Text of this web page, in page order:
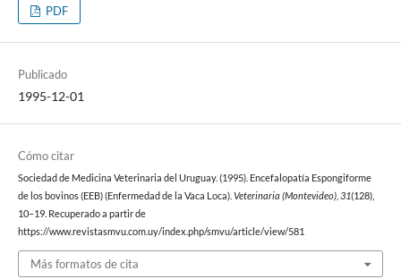
PDF
Publicado
1995-12-01
Cómo citar
Sociedad de Medicina Veterinaria del Uruguay. (1995). Encefalopatía Espongiforme
de los bovinos (EEB) (Enfermedad de la Vaca Loca). Veterinaria (Montevideo), 31(128),
10–19. Recuperado a partir de
https://www.revistasmvu.com.uy/index.php/smvu/article/view/581
Más formatos de cita